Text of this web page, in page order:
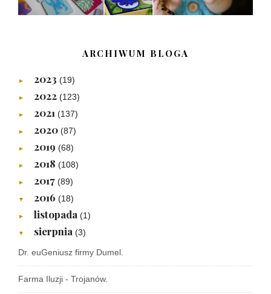
ARCHIWUM BLOGA
► 2023 (19)
► 2022 (123)
► 2021 (137)
► 2020 (87)
► 2019 (68)
► 2018 (108)
► 2017 (89)
▼ 2016 (18)
► listopada (1)
▼ sierpnia (3)
Dr. euGeniusz firmy Dumel.
Farma Iluzji - Trojanów.